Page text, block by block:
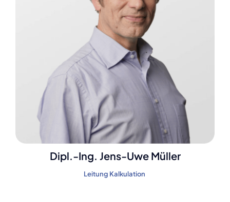
Dipl.-Ing. Jens-Uwe Müller
Leitung Kalkulation